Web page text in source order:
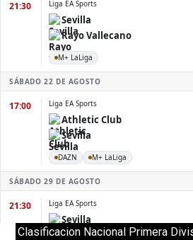
Clasificacion Nacional Primera